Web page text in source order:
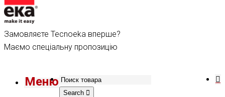
Замовляєте Tecnoeka вперше?
Маємо спеціальну пропозицію
Меню
Search